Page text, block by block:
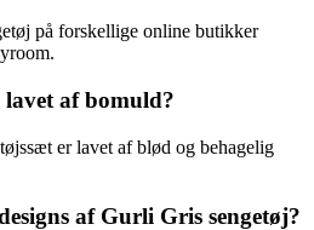
på forskellige online butikker
af bomuld?
er lavet af blød og behagelig
af Gurli Gris sengetøj?